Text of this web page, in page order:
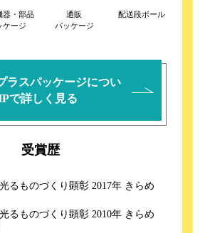
器・部品
ケージ
通販
パッケージ
配送段ボール
ラスパッケージについ
で詳しく見る
受賞歴
るものづくり顕彰 2017年 きらめ
るものづくり顕彰 2010年 きらめ